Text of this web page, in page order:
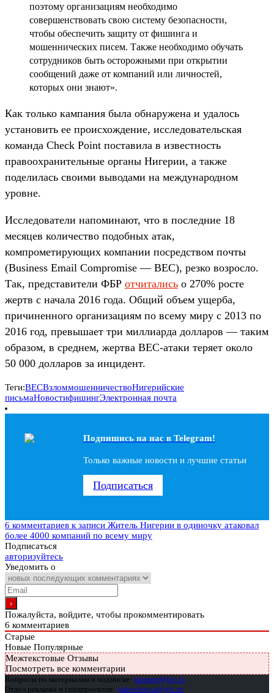
поэтому организациям необходимо
совершенствовать свою систему безопасности,
чтобы обеспечить защиту от фишинга и
мошеннических писем. Также необходимо обучать
сотрудников быть осторожными при открытии
сообщений даже от компаний или личностей,
которых они знают».
Как только кампания была обнаружена и удалось
установить ее происхождение, исследовательская
команда Check Point поставила в известность
правоохранительные органы Нигерии, а также
поделилась своими выводами на международном
уровне.
Исследователи напоминают, что в последние 18
месяцев количество подобных атак,
компрометирующих компании посредством почты
(Business Email Compromise — BEC), резко возросло.
Так, представители ФБР отчитались о 270% росте
жертв с начала 2016 года. Общий объем ущерба,
причиненного организациям по всему миру с 2013 по
2016 год, превышает три миллиарда долларов — таким
образом, в среднем, жертва BEC-атаки теряет около
50 000 долларов за инцидент.
Теги:BECВзломмошенничествоНигерийские
письмаНовостифишингЭлектронная почта
Подпишись на наc в Telegram!
Только важные новости и лучшие статьи
Подписаться
6 комментариев к записи Житель Нигерии в одиночку атаковал
более 4000 компаний по всему миру
Подписаться
авторизуйтесь
Уведомить о
Пожалуйста, войдите, чтобы прокомментировать
6 комментариев
Старые
Новые Популярные
Межтекстовые Отзывы
Посмотреть все комментарии
Вопросы по материалам и подписке: support@glc.ru
Отдел рекламы и спецпроектов: yakovleva.a@glc.ru